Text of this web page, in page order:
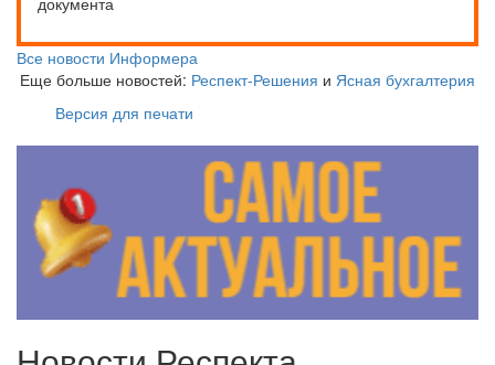
Все новости Информера
Еще больше новостей: Респект-Решения и Ясная бухгалтерия
Версия для печати